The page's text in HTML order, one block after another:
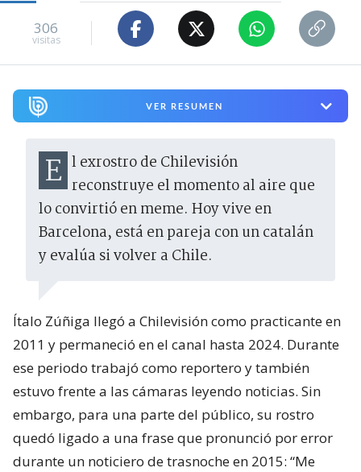
306
visitas
VER RESUMEN
El exrostro de Chilevisión reconstruye el momento al aire que
lo convirtió en meme. Hoy vive en
Barcelona, está en pareja con un catalán
y evalúa si volver a Chile.
Ítalo Zúñiga llegó a Chilevisión como practicante en
2011 y permaneció en el canal hasta 2024. Durante
ese periodo trabajó como reportero y también
estuvo frente a las cámaras leyendo noticias. Sin
embargo, para una parte del público, su rostro
quedó ligado a una frase que pronunció por error
durante un noticiero de trasnoche en 2015: “Me